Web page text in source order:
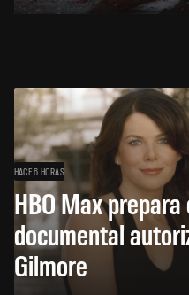
HACE 6 HORAS
HBO Max
documental
Gilmore